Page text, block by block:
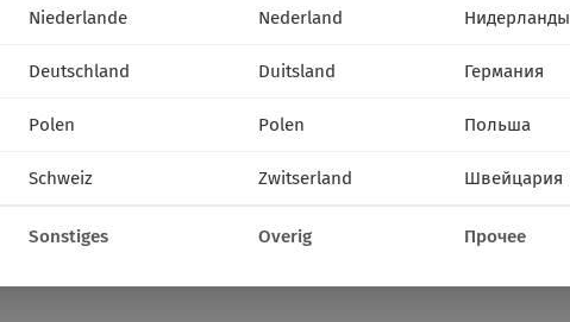
Niederlande Nederland Нидерланды
Deutschland Duitsland Германия
Polen Polen Польша
Schweiz Zwitserland Швейцария
Sonstiges Overig Прочее